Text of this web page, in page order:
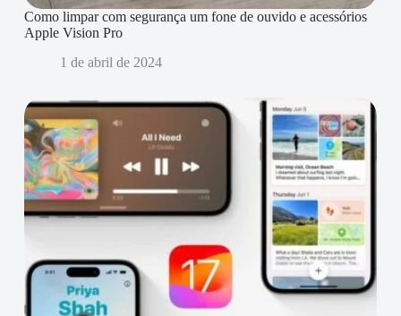
Como limpar com segurança um fone de ouvido e acessórios
Apple Vision Pro
1 de abril de 2024